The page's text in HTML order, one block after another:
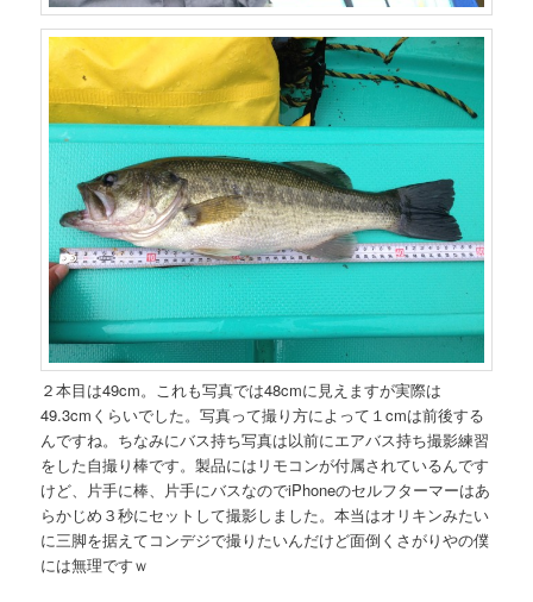
２本目は49cm。これも写真では48cmに見えますが実際は
49.3cmくらいでした。写真って撮り方によって１cmは前後する
んですね。ちなみにバス持ち写真は以前にエアバス持ち撮影練習
をした自撮り棒です。製品にはリモコンが付属されているんです
けど、片手に棒、片手にバスなのでiPhoneのセルフターマーはあ
らかじめ３秒にセットして撮影しました。本当はオリキンみたい
に三脚を据えてコンデジで撮りたいんだけど面倒くさがりやの僕
には無理ですｗ